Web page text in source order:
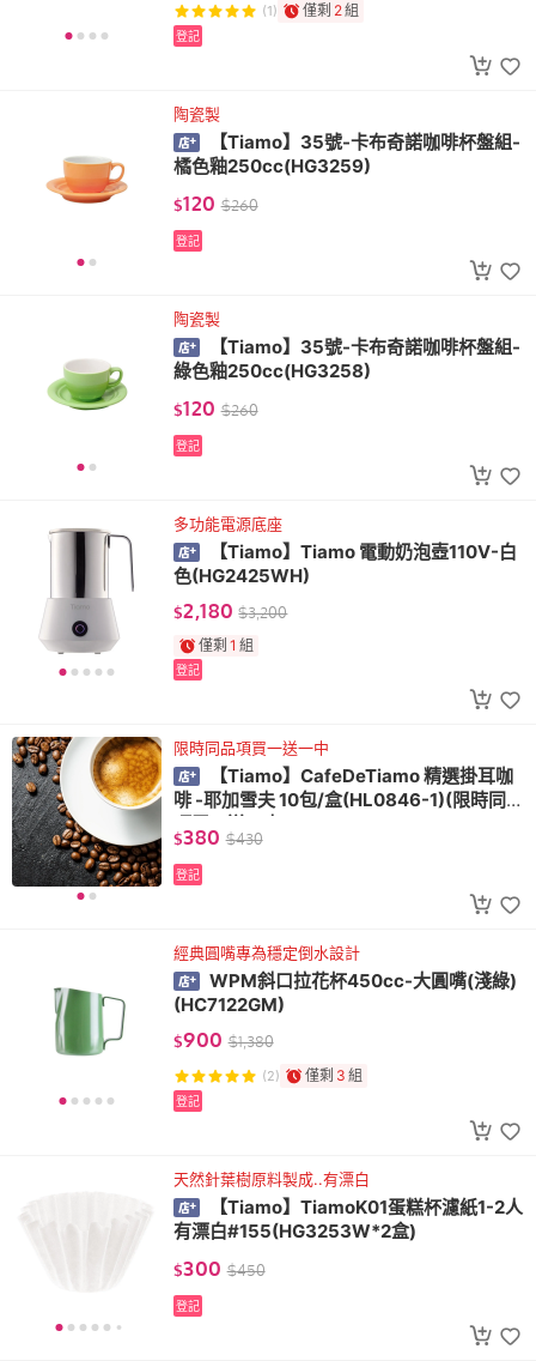
(1) 僅剩 2組
登記
陶瓷製
【Tiamo】35號-卡布奇諾咖啡杯盤組-
橘色釉250cc(HG3259)
$120 $260
登記
陶瓷製
【Tiamo】35號-卡布奇諾咖啡杯盤組-
綠色釉250cc(HG3258)
$120 $260
登記
多功能電源底座
【Tiamo】Tiamo 電動奶泡壺110V-白
色(HG2425WH)
$2,180 $3,200
僅剩 1 組
登記
限時同品項買一送一中
【Tiamo】CafeDeTiamo 精選掛耳咖
啡 -耶加雪夫 10包/盒(HL0846-1)(限時同品
項買一送一中)
$380 $430
登記
經典圓嘴專為穩定倒水設計
WPM斜口拉花杯450cc-大圓嘴(淺綠)
(HC7122GM)
$900 $1,380
(2) 僅剩 3 組
登記
天然針葉樹原料製成..有漂白
【Tiamo】TiamoK01蛋糕杯濾紙1-2人
有漂白#155(HG3253W*2盒)
$300 $450
登記